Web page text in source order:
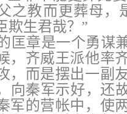
之教而更葬母，
欺生君哉？”
匡章是一个勇谋
，齐威王派他率
，而是摆出一副
向秦军示好，还
军的营帐中，使